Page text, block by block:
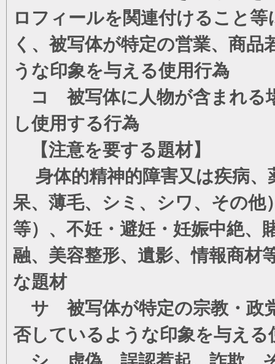
ロフィールを関連付けること
く、被写体が特定の営業、商
うな印象を与える使用行為
コ 被写体に人物が含まれる
し使用する行為
【注意を要する題材】
身体的精神的障害又は疾病、
呆、薄毛、シミ、シワ、その他
等）、不妊・避妊・妊娠中絶、
融、美容整形、遺影、情報商材
な題材
サ 被写体が特定の宗教・政
否しているような印象を与える